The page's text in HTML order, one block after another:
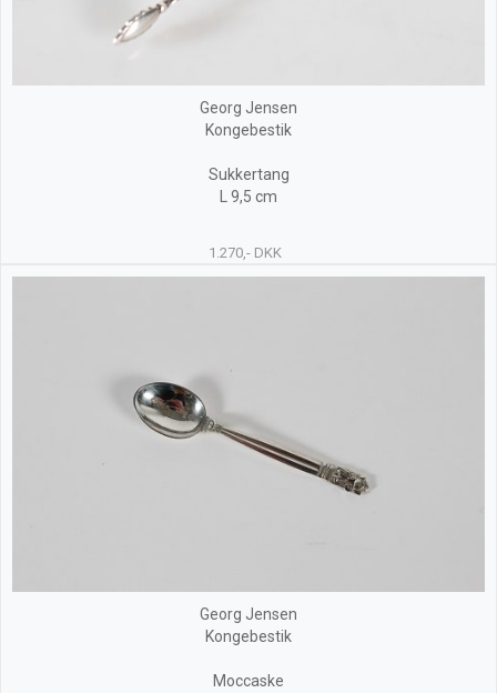
Georg Jensen
Kongebestik
Sukkertang
L 9,5 cm
1.270,- DKK
Georg Jensen
Kongebestik
Moccaske